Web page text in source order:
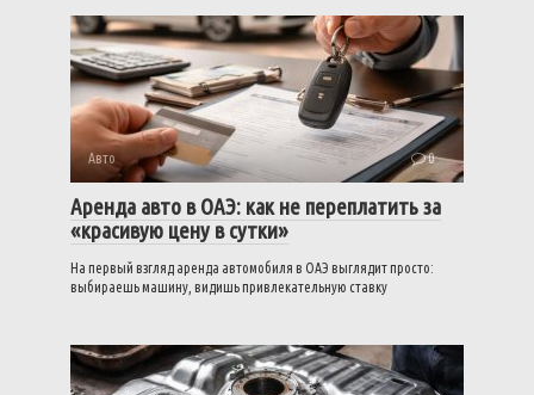
Авто 0
Аренда авто в ОАЭ: как не переплатить за
«красивую цену в сутки»
На первый взгляд аренда автомобиля в ОАЭ выглядит просто:
выбираешь машину, видишь привлекательную ставку